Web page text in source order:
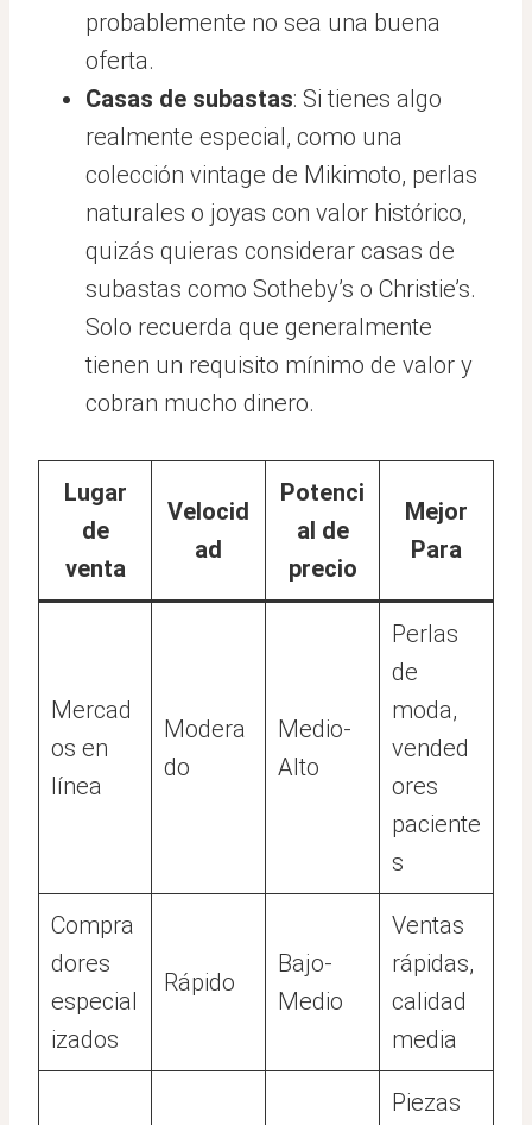
probablemente no sea una buena
oferta.
Casas de subastas: Si tienes algo
realmente especial, como una
colección vintage de Mikimoto, perlas
naturales o joyas con valor histórico,
quizás quieras considerar casas de
subastas como Sotheby’s o Christie’s.
Solo recuerda que generalmente
tienen un requisito mínimo de valor y
cobran mucho dinero.
Lugar
de
venta
Velocid
ad
Potenci
al de
precio
Mejor
Para
Mercad
os en
línea
Modera
do
Medio-
Alto
Perlas
de
moda,
vended
ores
paciente
s
Compra
dores
especial
izados
Rápido
Bajo-
Medio
Ventas
rápidas,
calidad
media
Piezas